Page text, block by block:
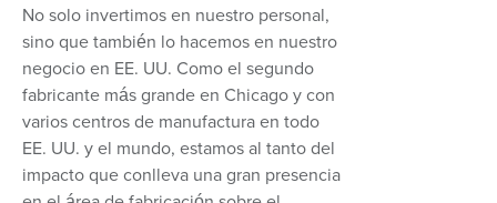
No solo invertimos en nuestro personal,
sino que también lo hacemos en nuestro
negocio en EE. UU. Como el segundo
fabricante más grande en Chicago y con
varios centros de manufactura en todo
EE. UU. y el mundo, estamos al tanto del
impacto que conlleva una gran presencia